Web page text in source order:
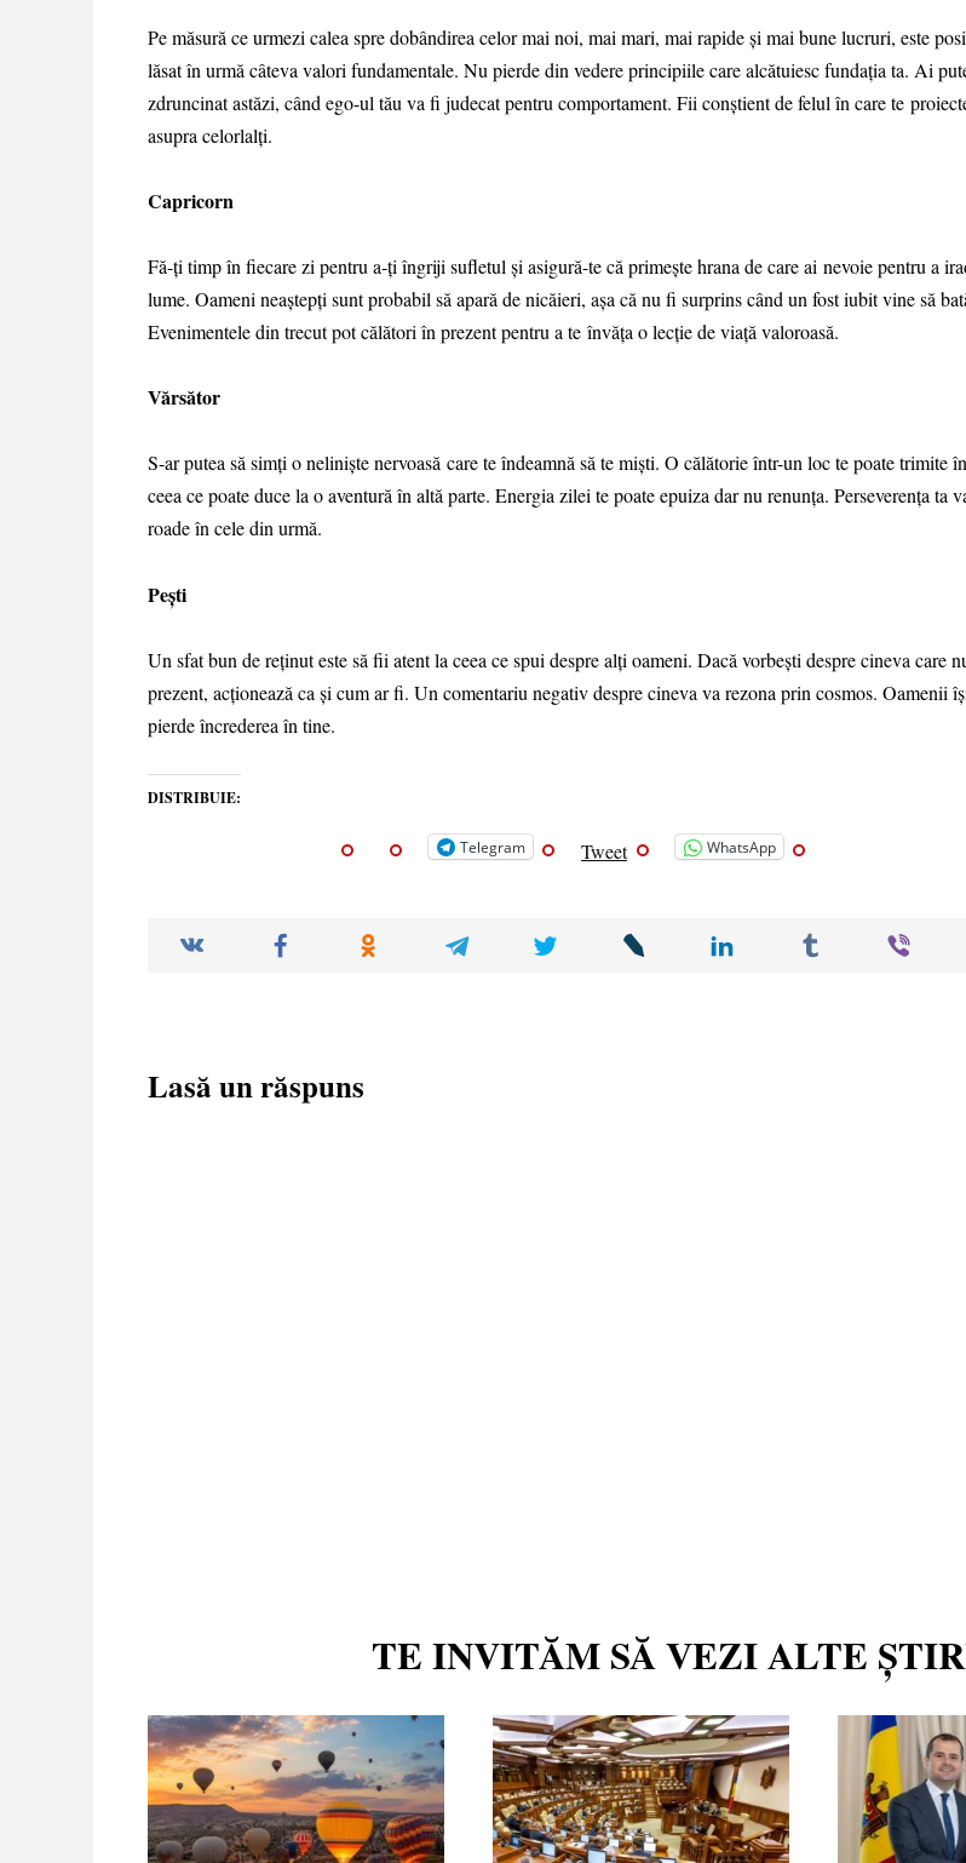
Pe măsură ce urmezi calea spre dobândirea celor mai noi, mai mari, mai rapide și mai bune lucruri, este
lăsat în urmă câteva valori fundamentale. Nu pierde din vedere principiile care alcătuiesc fundația ta. Ai
zdruncinat astăzi, când ego-ul tău va fi judecat pentru comportament. Fii conștient de felul în care te
asupra celorlalți.
Capricorn
Fă-ți timp în fiecare zi pentru a-ți îngriji sufletul și asigură-te că primește hrana de care ai nevoie pentru a
lume. Oameni neaștepți sunt probabil să apară de nicăieri, așa că nu fi surprins când un fost iubit vine să
Evenimentele din trecut pot călători în prezent pentru a te învăța o lecție de viață valoroasă.
Vărsător
S-ar putea să simți o neliniște nervoasă care te îndeamnă să te miști. O călătorie într-un loc te poate trimite
ceea ce poate duce la o aventură în altă parte. Energia zilei te poate epuiza dar nu renunța. Perseverența ta
roade în cele din urmă.
Pești
Un sfat bun de reținut este să fii atent la ceea ce spui despre alți oameni. Dacă vorbești despre cineva care
prezent, acționează ca și cum ar fi. Un comentariu negativ despre cineva va rezona prin cosmos. Oamenii
pierde încrederea în tine.
DISTRIBUIE:
Telegram Tweet WhatsApp
Lasă un răspuns
TE INVITĂM SĂ VEZI ALTE